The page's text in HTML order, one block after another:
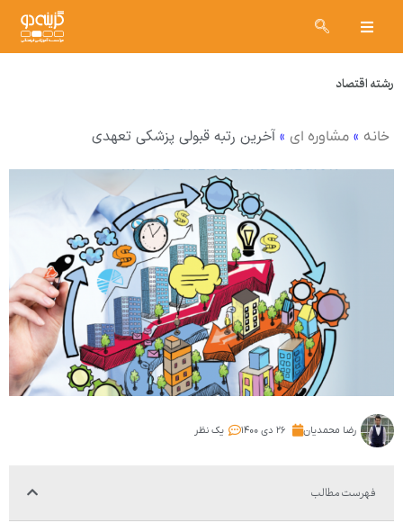
رشته اقتصاد
خانه » مشاوره ای » آخرین رتبه قبولی پزشکی تعهدی
رضا محمدیان ۲۶ دی ۱۴۰۰ یک نظر
فهرست مطالب